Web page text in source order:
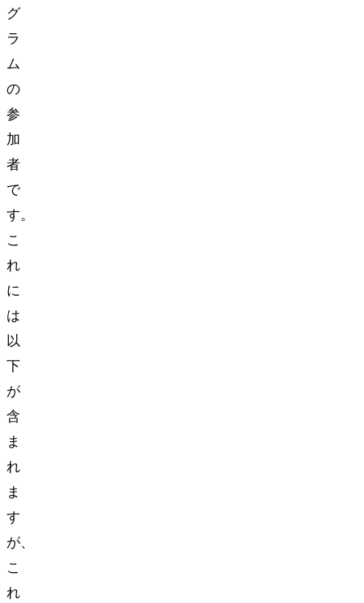
グ
ラ
ム
の
参
加
者
で
す。
こ
れ
に
は
以
下
が
含
ま
れ
ま
す
が、
こ
れ